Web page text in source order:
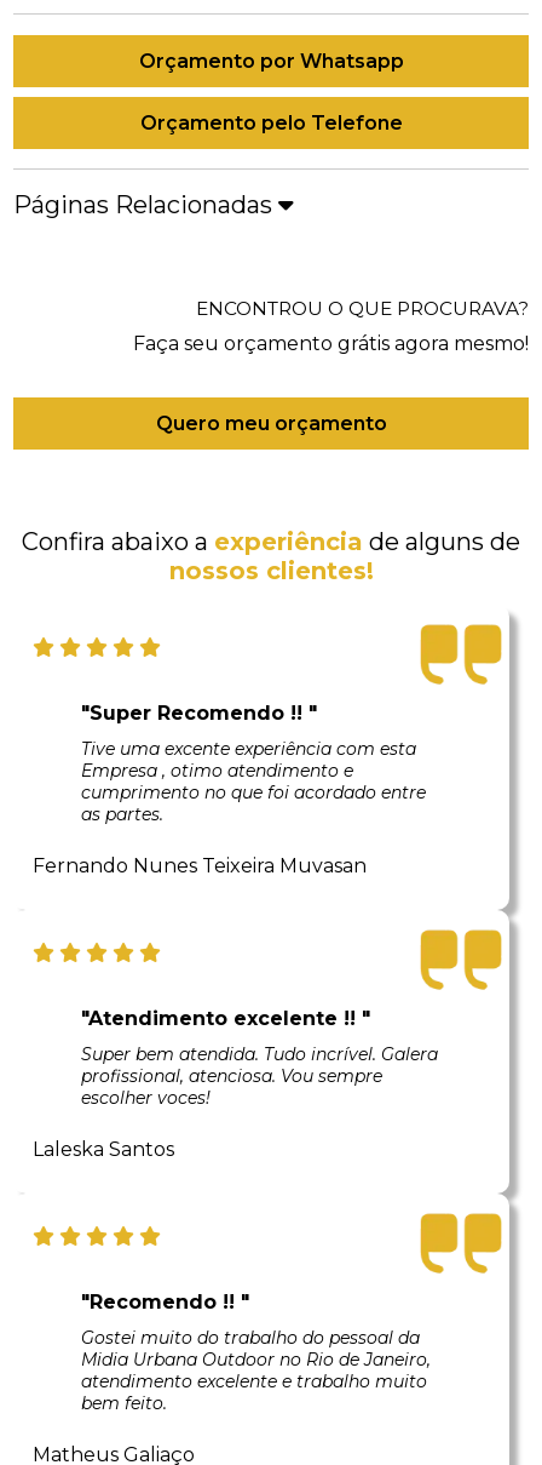
Orçamento por Whatsapp
Orçamento pelo Telefone
Páginas Relacionadas
ENCONTROU O QUE PROCURAVA?
Faça seu orçamento grátis agora mesmo!
Quero meu orçamento
Confira abaixo a experiência de alguns de
nossos clientes!
"Super Recomendo !! "
Tive uma excente experiência com esta
Empresa , otimo atendimento e
cumprimento no que foi acordado entre
as partes.
Fernando Nunes Teixeira Muvasan
"Atendimento excelente !! "
Super bem atendida. Tudo incrível. Galera
profissional, atenciosa. Vou sempre
escolher voces!
Laleska Santos
"Recomendo !! "
Gostei muito do trabalho do pessoal da
Midia Urbana Outdoor no Rio de Janeiro,
atendimento excelente e trabalho muito
bem feito.
Matheus Galiaço